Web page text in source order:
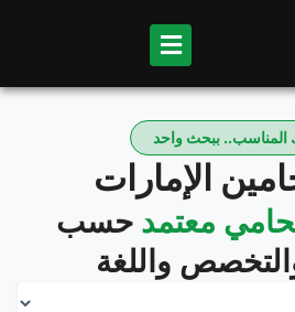
المناسب.. ببحث واحد
الإمارات
معتمد حسب
والتخصص واللغة